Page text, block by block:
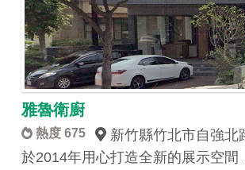
雅魯衛廚
熱度 675
新竹縣竹北市自強北
於2014年用心打造全新的展示空間